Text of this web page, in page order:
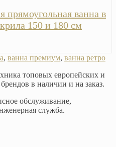
прямоугольная ванна в
150 и 180 см
, ванна премиум, ванна ретро
топовых европейских и
в наличии и на заказ.
обслуживание,
служба.